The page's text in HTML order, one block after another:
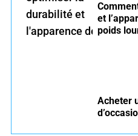
et
poids
Acheter